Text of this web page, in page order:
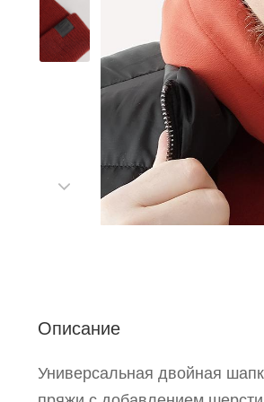
Описание
Универсальная двойная